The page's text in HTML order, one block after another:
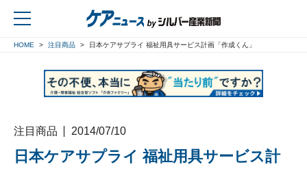
HOME 注目商品 日本ケアサプライ 福祉用具サービス計画「作成くん」
注目商品 2014/07/10
日本ケアサプライ 福祉用具サービス計